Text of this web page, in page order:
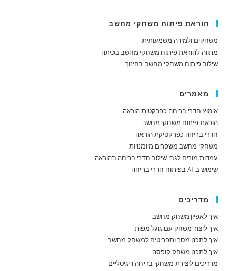
הוראת פיתוח משחקי מחשב
משחקים ולמידה משמעותית
מתווה להוראת פיתוח משחקי מחשב בכיתה
שילוב פיתוח משחקי מחשב בחינוך
מאמרים
אימוץ חדרי בריחה כפרקטית הוראה
הוראת פיתוח משחקי מחשב
חדרי בריחה כפרקטיקת הוראה
משחקי מחשב משפרים מיומנויות
עמדות מורים לגבי שילוב חדרי בריחה בהוראה
שימוש ב-AI בפיתוח חדרי בריחה
מדריכים
איך לאפיין משחק מחשב
איך ליצור משחק עם גוגל מפות
איך לתכנן מסך ותפריטים למשחק מחשב
איך לתכנן משחק קופסה
מדריכים ליצירת משחקי בריחה דיגיטליים